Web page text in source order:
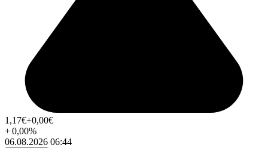
1,17€+0,00€
+0,00%
06.08.2026 06:44